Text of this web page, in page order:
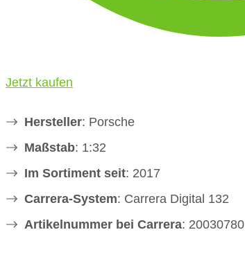
Jetzt kaufen
Hersteller: Porsche
Maßstab: 1:32
Im Sortiment seit: 2017
Carrera-System: Carrera Digital 132
Artikelnummer bei Carrera: 20030780